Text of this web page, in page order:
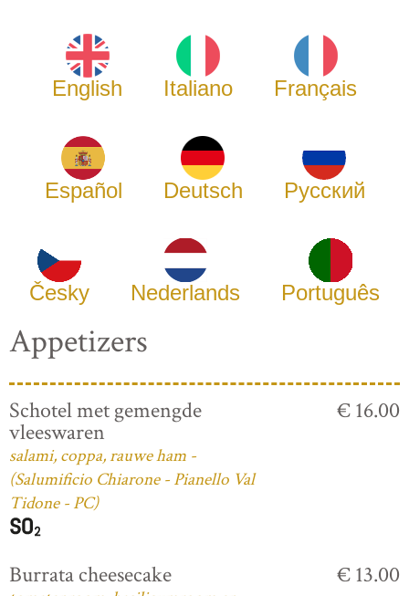
English Italiano Français
Español Deutsch Русский
Česky Nederlands Português
Appetizers
Schotel met gemengde
vleeswaren
salami, coppa, rauwe ham -
(Salumificio Chiarone - Pianello Val
Tidone - PC)
€ 16.00
Burrata cheesecake € 13.00